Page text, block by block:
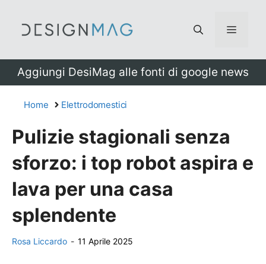
Menu
Aggiungi DesiMag alle fonti di google news
Home Elettrodomestici
Pulizie stagionali senza
sforzo: i top robot aspira e
lava per una casa
splendente
Rosa Liccardo - 11 Aprile 2025